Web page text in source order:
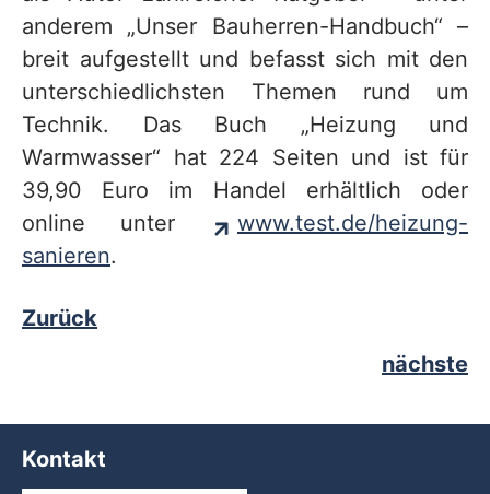
anderem „Unser Bauherren-Handbuch“ –
breit aufgestellt und befasst sich mit den
unterschiedlichsten Themen rund um
Technik. Das Buch „Heizung und
Warmwasser“ hat 224 Seiten und ist für
39,90 Euro im Handel erhältlich oder
online unter
www.test.de/heizung-
sanieren.
Zurück
nächste
Kontakt